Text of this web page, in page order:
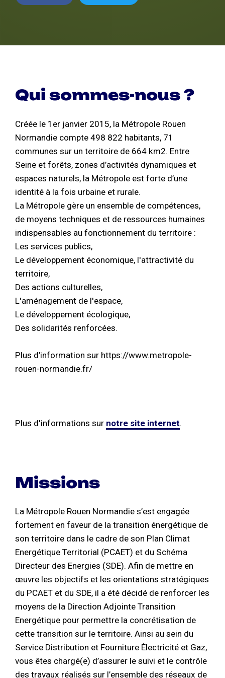
Qui sommes-nous ?
Créée le 1er janvier 2015, la Métropole Rouen
Normandie compte 498 822 habitants, 71
communes sur un territoire de 664 km2. Entre
Seine et forêts, zones d’activités dynamiques et
espaces naturels, la Métropole est forte d’une
identité à la fois urbaine et rurale.
La Métropole gère un ensemble de compétences,
de moyens techniques et de ressources humaines
indispensables au fonctionnement du territoire :
Les services publics,
Le développement économique, l'attractivité du
territoire,
Des actions culturelles,
L'aménagement de l'espace,
Le développement écologique,
Des solidarités renforcées.
Plus d’information sur https://www.metropole-
rouen-normandie.fr/
Plus d'informations sur notre site internet.
Missions
La Métropole Rouen Normandie s’est engagée
fortement en faveur de la transition énergétique de
son territoire dans le cadre de son Plan Climat
Energétique Territorial (PCAET) et du Schéma
Directeur des Energies (SDE). Afin de mettre en
œuvre les objectifs et les orientations stratégiques
du PCAET et du SDE, il a été décidé de renforcer les
moyens de la Direction Adjointe Transition
Energétique pour permettre la concrétisation de
cette transition sur le territoire. Ainsi au sein du
Service Distribution et Fourniture Électricité et Gaz,
vous êtes chargé(e) d’assurer le suivi et le contrôle
des travaux réalisés sur l’ensemble des réseaux de